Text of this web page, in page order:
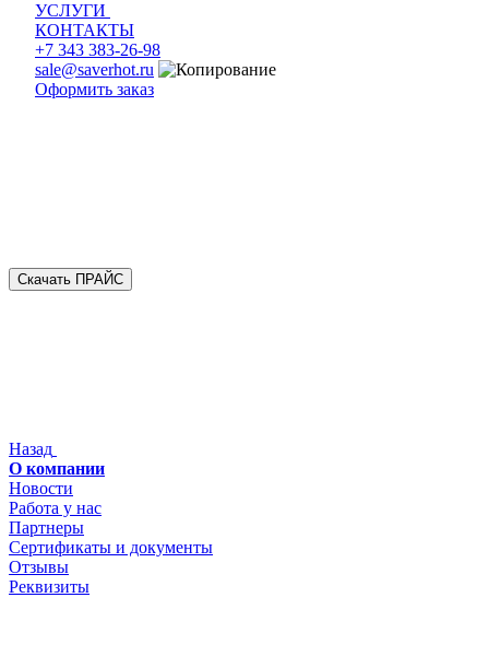
УСЛУГИ
КОНТАКТЫ
+7 343 383-26-98
sale@saverhot.ru
Оформить заказ
Скачать ПРАЙС
Назад
О компании
Новости
Работа у нас
Партнеры
Сертификаты и документы
Отзывы
Реквизиты